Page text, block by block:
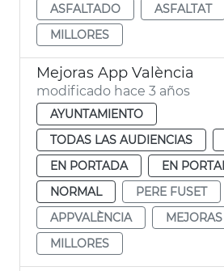
ASFALTADO
ASFALTAT
MILLORES
Mejoras App València
modificado hace 3 años
AYUNTAMIENTO
TODAS LAS AUDIENCIAS
EN PORTADA
EN
NORMAL
PERE FUSET
APPVALÈNCIA
MEJORAS
MILLORES